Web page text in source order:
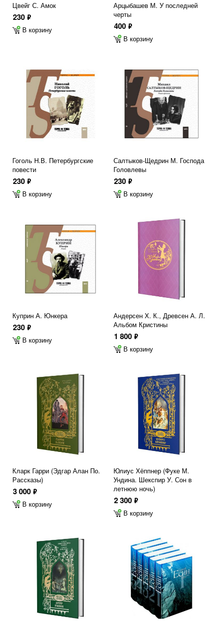
Цвейг С. Амок
230 ф
В корзину
Арцыбашев М. У последней
черты
400 ф
В корзину
Гоголь Н.В. Петербургские
повести
230 ф
В корзину
Салтыков-Щедрин М. Господа
Головлевы
230 ф
В корзину
Куприн А. Юнкера
230 ф
В корзину
Андерсен Х. К., Древсен А. Л.
Альбом Кристины
1 800 ф
В корзину
Кларк Гарри (Эдгар Алан По.
Рассказы)
3 000 ф
В корзину
Юлиус Хёппнер (Фуке М.
Ундина. Шекспир У. Сон в
летнюю ночь)
2 300 ф
В корзину